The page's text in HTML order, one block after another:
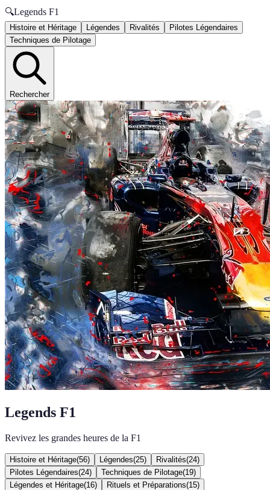
🔍Legends F1
Histoire et Héritage Légendes Rivalités
Pilotes Légendaires
Techniques de Pilotage
Rechercher
Legends F1
Revivez les grandes heures de la F1
Histoire et Héritage(56) Légendes(25) Rivalités(24)
Pilotes Légendaires(24) Techniques de Pilotage(19)
Légendes et Héritage(16) Rituels et Préparations(15)